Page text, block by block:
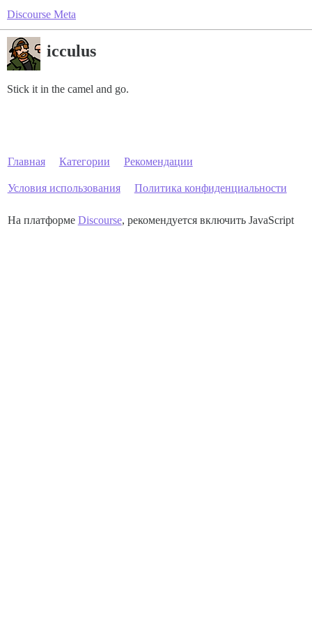
Discourse Meta
icculus
Stick it in the camel and go.
Главная Категории Рекомендации
Условия использования Политика конфиденциальности
На платформе Discourse, рекомендуется включить JavaScript